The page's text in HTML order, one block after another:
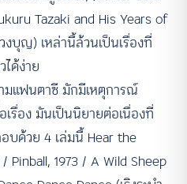
Tazaki and His Years of
งบุญ) เหล่านี้ล้วนเป็นเรื่องที่
ด้ง่าย
มแฟนตาซี มักมีเหตุการณ์
เรื่อง มันเป็นนิยายต่อเนื่องที่
บด้วย 4 เล่มนี้ Hear the
1973 / A Wild Sheep